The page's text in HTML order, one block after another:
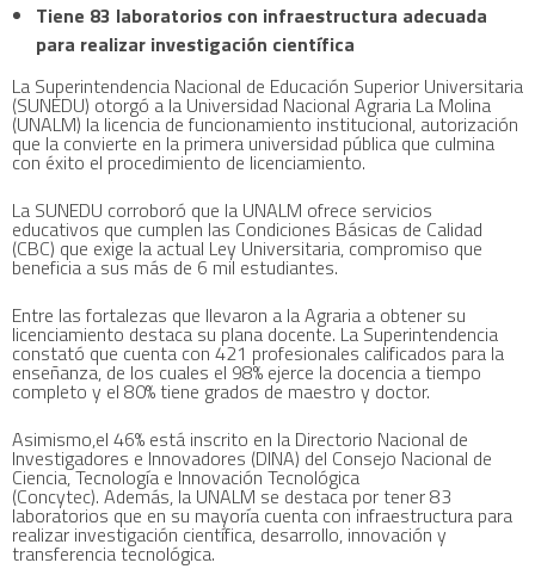
Tiene 83 laboratorios con infraestructura adecuada
para realizar investigación científica
La Superintendencia Nacional de Educación Superior Universitaria
(SUNEDU) otorgó a la Universidad Nacional Agraria La Molina
(UNALM) la licencia de funcionamiento institucional, autorización
que la convierte en la primera universidad pública que culmina
con éxito el procedimiento de licenciamiento.
La SUNEDU corroboró que la UNALM ofrece servicios
educativos que cumplen las Condiciones Básicas de Calidad
(CBC) que exige la actual Ley Universitaria, compromiso que
beneficia a sus más de 6 mil estudiantes.
Entre las fortalezas que llevaron a la Agraria a obtener su
licenciamiento destaca su plana docente. La Superintendencia
constató que cuenta con 421 profesionales calificados para la
enseñanza, de los cuales el 98% ejerce la docencia a tiempo
completo y el 80% tiene grados de maestro y doctor.
Asimismo,el 46% está inscrito en la Directorio Nacional de
Investigadores e Innovadores (DINA) del Consejo Nacional de
Ciencia, Tecnología e Innovación Tecnológica
(Concytec). Además, la UNALM se destaca por tener 83
laboratorios que en su mayoría cuenta con infraestructura para
realizar investigación científica, desarrollo, innovación y
transferencia tecnológica.